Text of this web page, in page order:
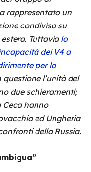
rappresentato un
condivisa su
Tuttavialo
dei V4 a
per la
l’unità del
due schieramenti;
Ceca hanno
ed Ungheria
della Russia.